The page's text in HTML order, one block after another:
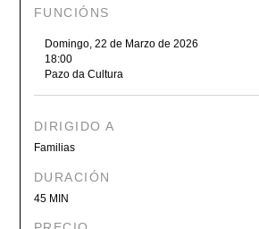
FUNCIÓNS
Domingo, 22 de Marzo de 2026
18:00
Pazo da Cultura
DIRIGIDO A
Familias
DURACIÓN
45 MIN